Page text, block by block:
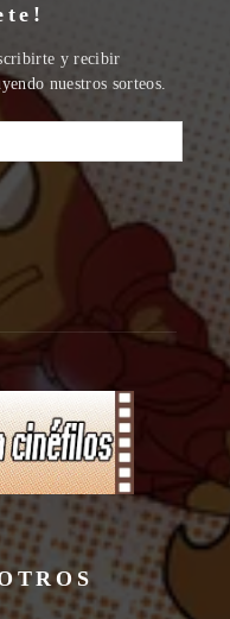
y recibir
nuestros sorteos.